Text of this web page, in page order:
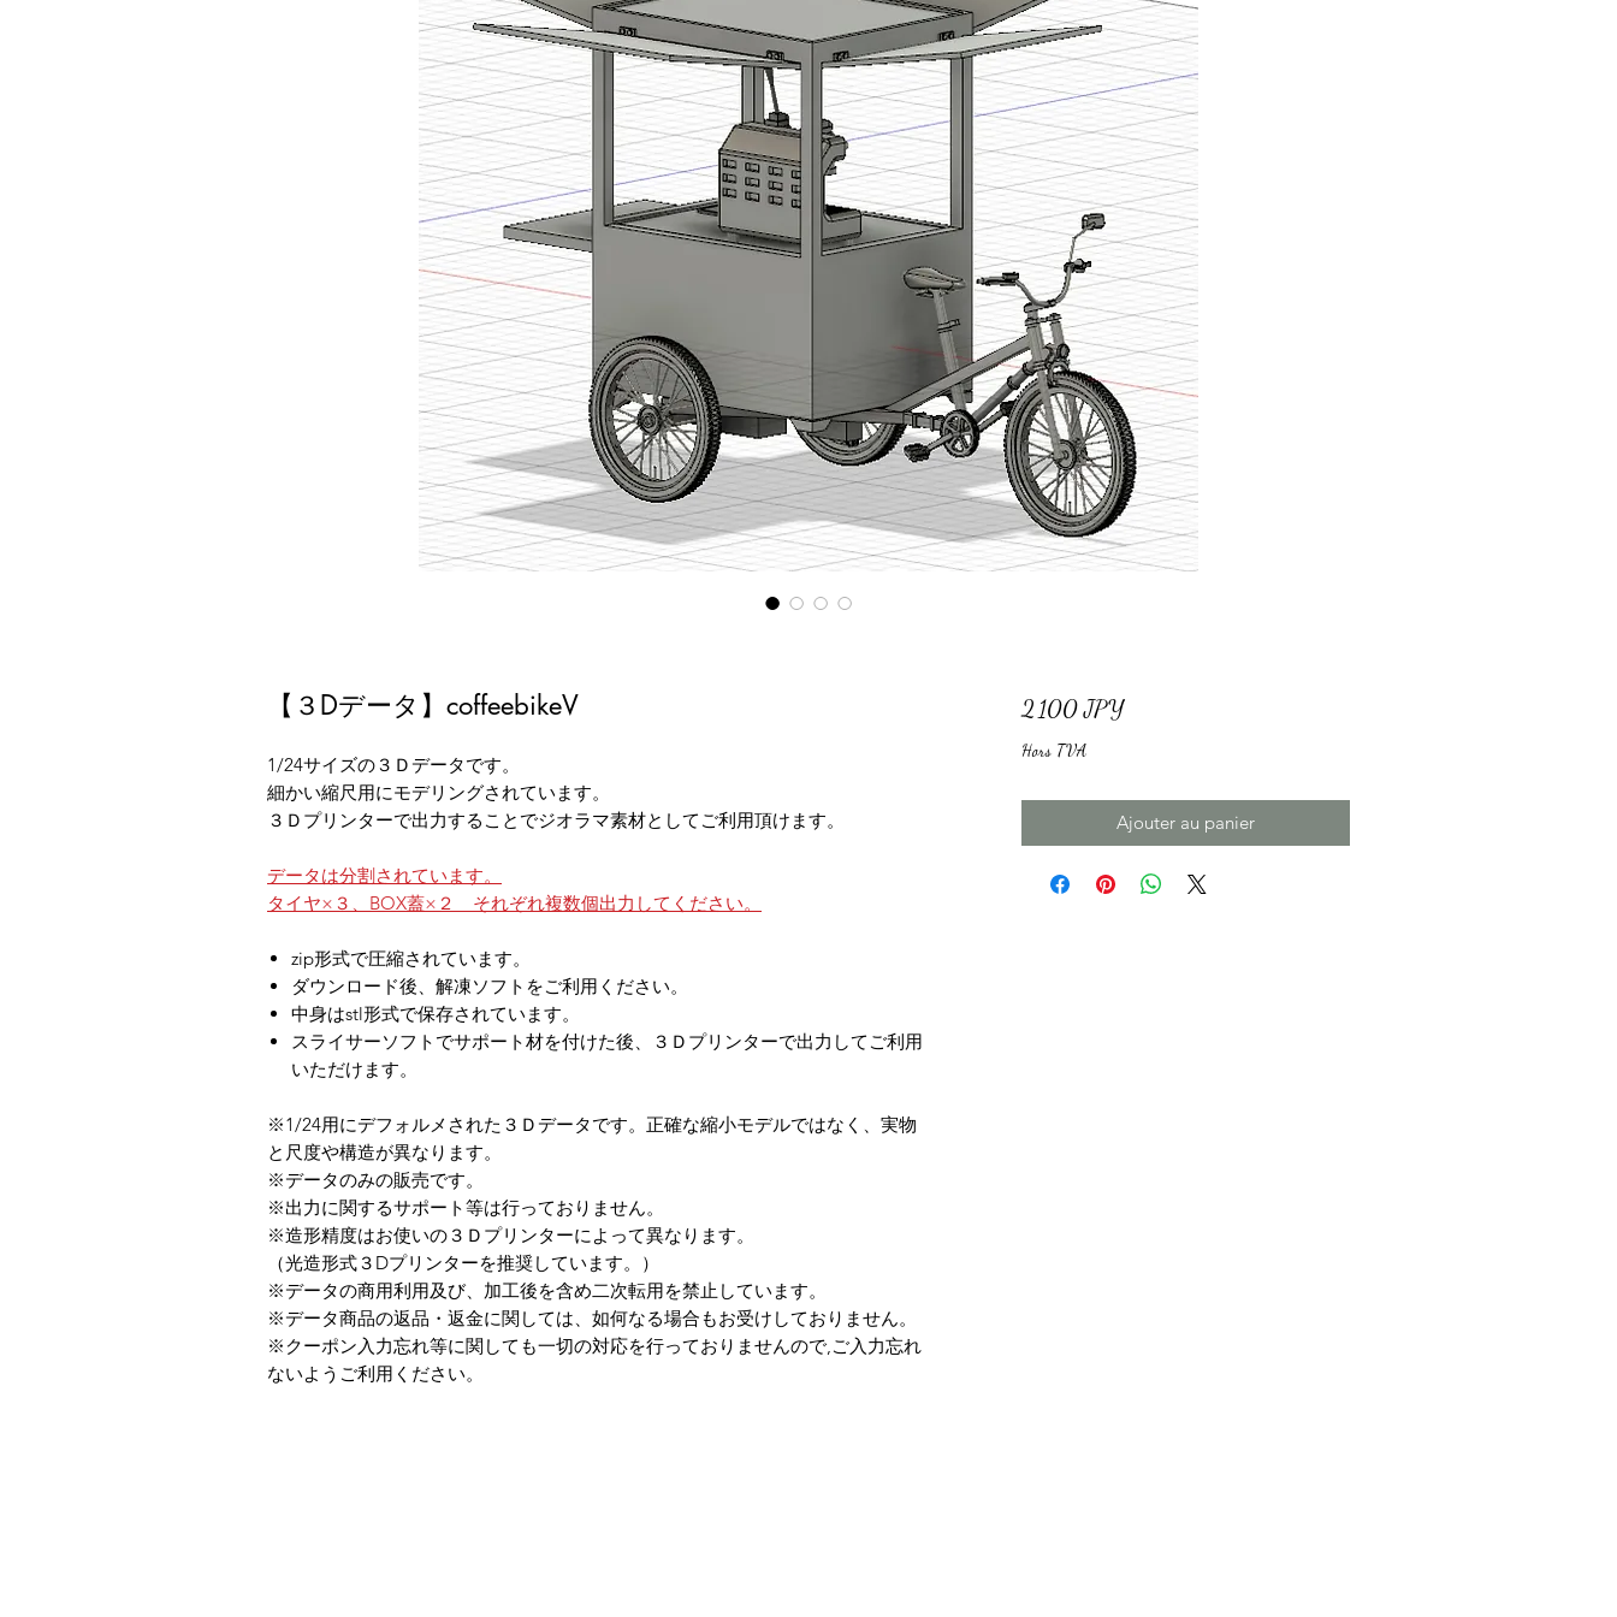
【３Dデータ】coffeebikeV
1/24サイズの３Ｄデータです。
細かい縮尺用にモデリングされています。
３Ｄプリンターで出力することでジオラマ素材としてご利用頂けます。
データは分割されています。
タイヤ×３、BOX蓋×２ それぞれ複数個出力してください。
zip形式で圧縮されています。
ダウンロード後、解凍ソフトをご利用ください。
中身はstl形式で保存されています。
スライサーソフトでサポート材を付けた後、３Ｄプリンターで出力してご利用
いただけます。
※1/24用にデフォルメされた３Ｄデータです。正確な縮小モデルではなく、実物
と尺度や構造が異なります。
※データのみの販売です。
※出力に関するサポート等は行っておりません。
※造形精度はお使いの３Ｄプリンターによって異なります。
（光造形式３Dプリンターを推奨しています。）
※データの商用利用及び、加工後を含め二次転用を禁止しています。
※データ商品の返品・返金に関しては、如何なる場合もお受けしておりません。
※クーポン入力忘れ等に関しても一切の対応を行っておりませんので,ご入力忘れ
ないようご利用ください。
2 100 JPYPrix
Hors TVA
Ajouter au panier